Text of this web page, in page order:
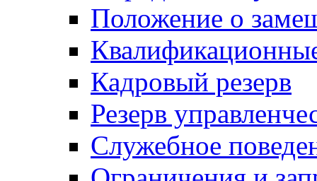
Положение о
Кадровый резерв
Резерв
Служебное